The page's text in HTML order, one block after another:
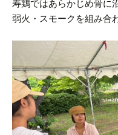
寿鶏ではあらかじめ骨に
弱火・スモークを組み合